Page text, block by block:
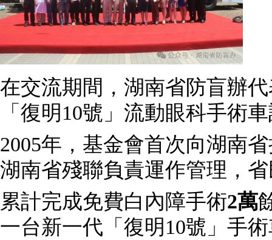
在交流期間，湖南省防盲辦
「復明10號」流動眼科手術
2005年，基金會首次向湖南
湖南省殘聯負責運作管理，
累計完成免費白內障手術2萬
一台新一代「復明10號」手